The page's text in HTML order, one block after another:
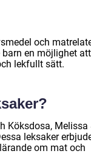
och
en möjlighet att
lekfullt sätt.
Köksdosa, Melissa
leksaker
om mat och